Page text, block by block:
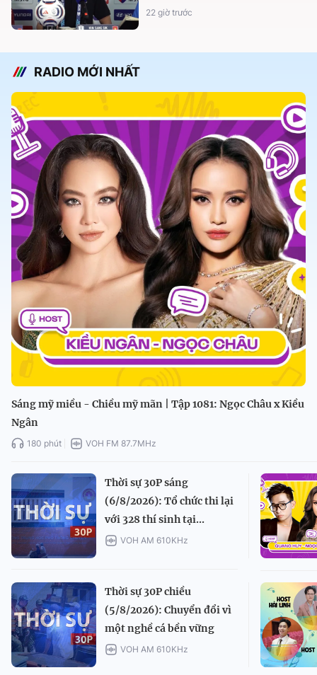
22 giờ trước
RADIO MỚI NHẤT
Sáng mỹ miều - Chiều mỹ mãn | Tập 1081: Ngọc Châu x Kiều
Ngân
180 phút VOH FM 87.7MHz
Thời sự 30P sáng
(6/8/2026): Tổ chức thi lại
với 328 thí sinh tại...
VOH AM 610KHz
Thời sự 30P chiều
(5/8/2026): Chuyển đổi vì
một nghề cá bền vững
VOH AM 610KHz